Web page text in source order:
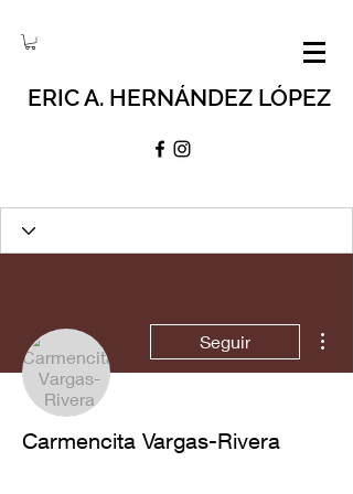
ERIC A. HERNÁNDEZ LÓPEZ
Seguir
Carmencita Vargas-Rivera